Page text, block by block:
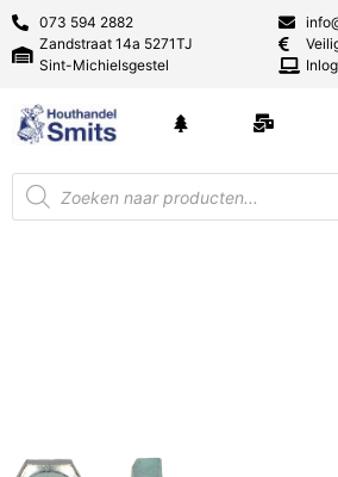
073 594 2882
Zandstraat 14a 5271TJ
Sint-Michielsgestel